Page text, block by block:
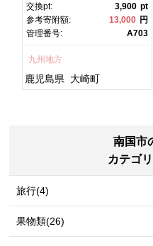
焼 かばやき 魚 魚介 魚貝 海
鮮 うな重 ひつまぶし 蒲
焼 訳あり ギフト 人気 おす
半島 A703
交換pt: 3,900 pt
参考寄附額:
13,000 円
管理番号:
A703
九州地方
鹿児島県 大崎町
南国市
カテゴ
旅行(4)
果物類(26)